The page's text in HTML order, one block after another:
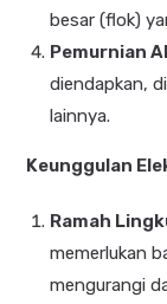
besar (flok)
Pemurnian
diendapkan,
lainnya.
Keunggulan
Ramah
memerlukan
mengurangi